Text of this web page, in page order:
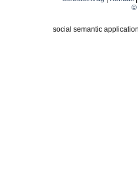
©
social semantic